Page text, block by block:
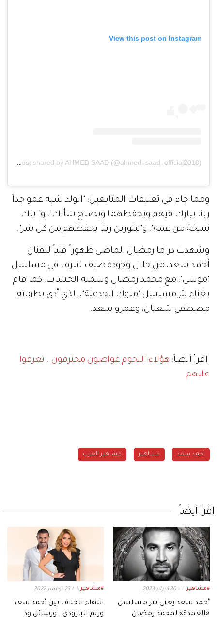
View this post on Instagram
A post shared by AHMED SAAD (@ahmed_saad_official2018)
ومما جاء في تعليقات المتابعين: "الولد شبه عمو جداً
ربنا يبارك فيهم ويحفظهما ويصلح شأنك"، و"ابنك
نسخة من عمه"، و"منورين ربنا يحفظهم من كل شر".
وشهدت دراما رمضان الماضي ظهوراً فنياً للفنان
أحمد سعد، من خلال وجوده ضيف شرف في مسلسل
"موسى"، مع محمد رمضان وسمية الخشاب، كما قام
بغناء تتر مسلسل "ملوك الجدعنة"، الذي أدى بطولته
مصطفى شعبان، وعمرو سعد.
إقرأ أيضاً: هؤلاء النجوم غواصون محترفون.. تعرفوا
عليهم
أحمد سعد مشاهير مشاهير العرب
إقرأ أيضاً
#مشاهير 20 فبراير 2023
أحمد سعد يغني تتر مسلسل
«العمدة» لمحمد رمضان
#مشاهير 23 نوفمبر 2022
انتهاء الخلاف بين أحمد سعد
وريم البارودي.. ورسائل ود